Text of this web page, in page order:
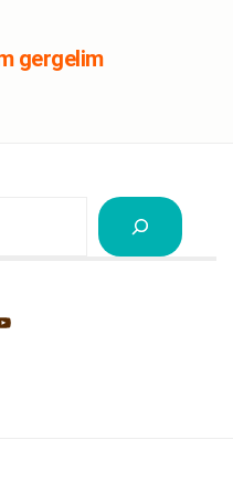
gergelim